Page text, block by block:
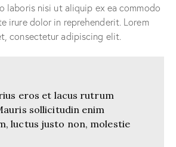
laboris nisi ut aliquip ex ea commodo
irure dolor in reprehenderit. Lorem
consectetur adipiscing elit.
eros et lacus rutrum
sollicitudin enim
luctus justo non, molestie